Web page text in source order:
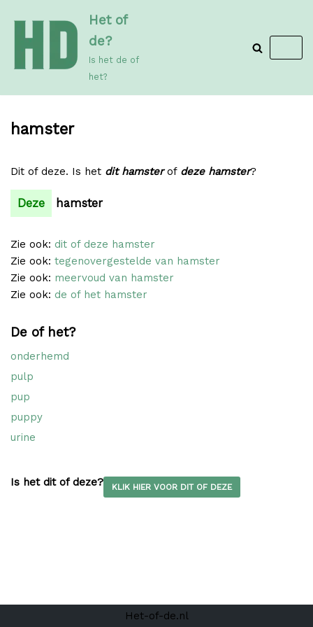
de
inhoud
Het of
de?
Is het de of
het?
hamster
Dit of deze. Is het dit hamsterof deze hamster?
Deze hamster
Zie ook: dit of deze hamster
Zie ook: tegenovergestelde van hamster
Zie ook: meervoud van hamster
Zie ook: de of het hamster
De of het?
onderhemd
pulp
pup
puppy
urine
Is het dit of deze? KLIK HIER VOOR DIT OF DEZE
Het-of-de.nl